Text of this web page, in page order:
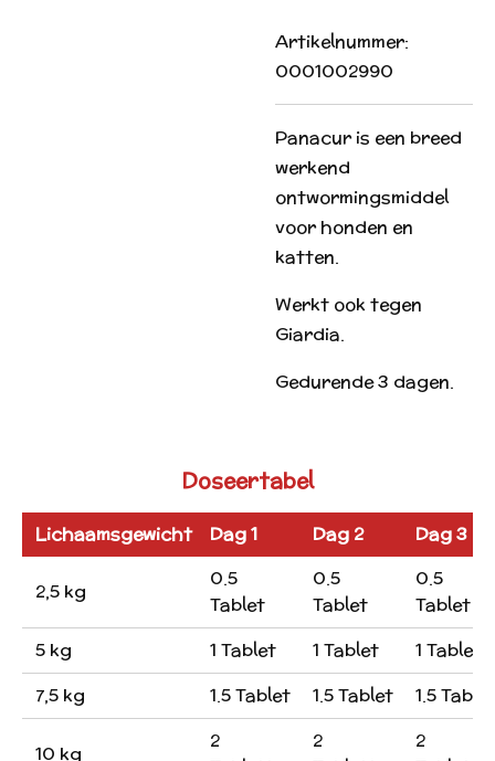
Artikelnummer:
0001002990
Panacur is een breed
werkend
ontwormingsmiddel
voor honden en
katten.
Werkt ook tegen
Giardia.
Gedurende 3 dagen.
Doseertabel
Lichaamsgewicht Dag 1 Dag 2 Dag 3
2,5 kg
0.5
Tablet
0.5
Tablet
0.5
Tablet
5 kg
1 Tablet 1 Tablet
1 Tablet
7,5 kg
1.5 Tablet 1.5 Tablet 1.5 Tablet
10 kg
2
2
2